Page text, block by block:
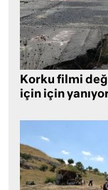
Korku filmi
için için